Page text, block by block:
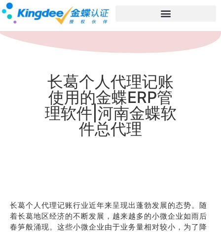
长葛个人代理记账
使用的金蝶ERP管
理软件|河南金蝶软
件总代理
长葛个人代理记账行业近年来呈现出蓬勃发展的态势。随
着长葛地区经济的不断发展，越来越多的小微企业如雨后
春笋般涌现。这些小微企业由于业务量相对较小，为了降